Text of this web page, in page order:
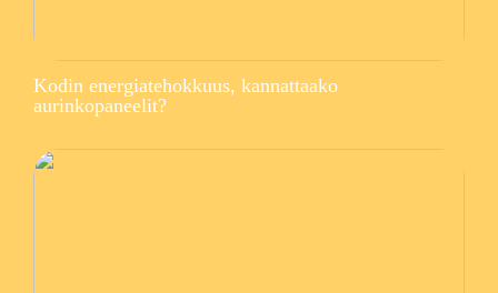
Kodin energiatehokkuus, kannattaako
aurinkopaneelit?